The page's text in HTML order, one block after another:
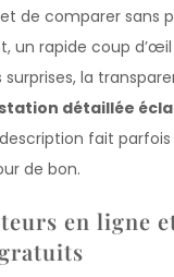
de comparer sans
un rapide coup
la
détaillée
description fait
de bon.
en ligne